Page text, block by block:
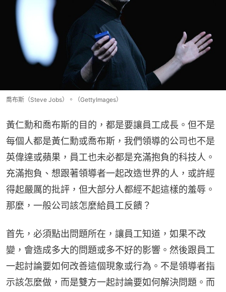
喬布斯（Steve Jobs）。（GettyImages）
黃仁勳和喬布斯的目的，都是要讓員工成長。但不是
每個人都是黃仁勳或喬布斯，我們領導的公司也不是
英偉達或蘋果，員工也未必都是充滿抱負的科技人。
充滿抱負、想跟著領導者一起改造世界的人，或許經
得起嚴厲的批評，但大部分人都經不起這樣的羞辱。
那麼，一般公司該怎麼給員工反饋？
首先，必須點出問題所在，讓員工知道，如果不改
變，會造成多大的問題或多不好的影響。然後跟員工
一起討論要如何改善這個現象或行為。不是領導者指
示該怎麼做，而是雙方一起討論要如何解決問題。而